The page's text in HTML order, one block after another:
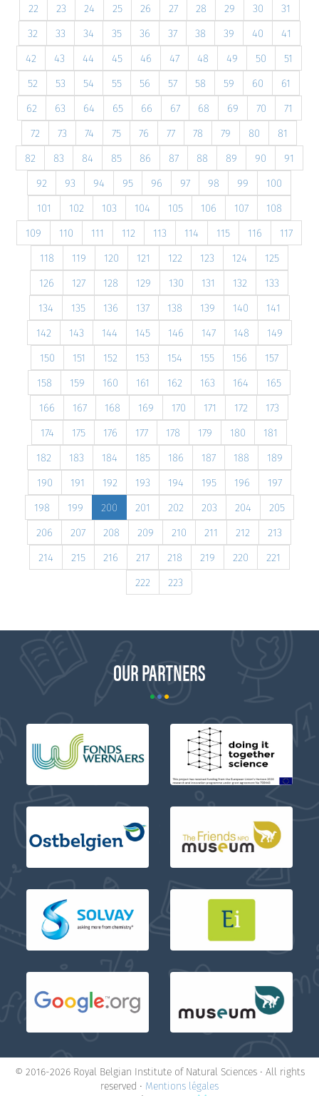
22
23 24 25 26 27 28 29 30
31
32
33 34 35 36 37 38 39 40
41
42
43 44 45 46 47 48 49 50
51
52
53 54 55 56 57 58 59 60
61
62
63 64 65 66 67 68 69 70
71
72
73 74 75 76 77 78 79 80
81
82
83 84 85 86 87 88 89 90
91
92
93 94 95 96 97 98 99
100
101
102 103 104 105 106 107
108
109
110 111 112 113 114 115 116
117
118
119 120 121 122 123 124
125
126
127 128 129 130 131 132
133
134
135 136 137 138 139 140
141
142
143 144 145 146 147 148
149
150
151 152 153 154 155 156
157
158
159 160 161 162 163 164
165
166
167 168 169 170 171 172
173
174
175 176 177 178 179 180
181
182
183 184 185 186 187 188
189
190
191 192 193 194 195 196
197
198
199 200 201 202 203 204
205
206
207 208 209 210 211 212
213
214
215 216 217 218 219 220
221
222
223
OUR PARTNERS
© 2016-2026 Royal Belgian Institute of Natural Sciences • All rights
reserved • Mentions légales